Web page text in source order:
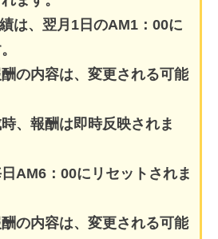
は、翌月1日のAM1：00に
の内容は、変更される可能
、報酬は即時反映されま
AM6：00にリセットされま
の内容は、変更される可能